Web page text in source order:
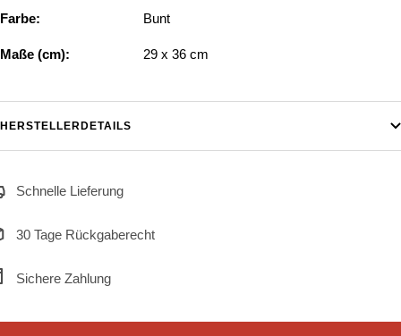
Farbe: Bunt
Maße (cm): 29 x 36 cm
HERSTELLERDETAILS
Schnelle Lieferung
30 Tage Rückgaberecht
Sichere Zahlung